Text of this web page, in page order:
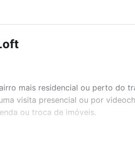
mais residencial ou perto do
visita presencial ou por
ou troca de imóveis.